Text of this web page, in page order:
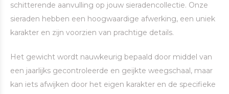
schitterende aanvulling op jouw sieradencollectie. Onze
sieraden hebben een hoogwaardige afwerking, een uniek
karakter en zijn voorzien van prachtige details.
Het gewicht wordt nauwkeurig bepaald door middel van
een jaarlijks gecontroleerde en geijkte weegschaal, maar
kan iets afwijken door het eigen karakter en de specifieke